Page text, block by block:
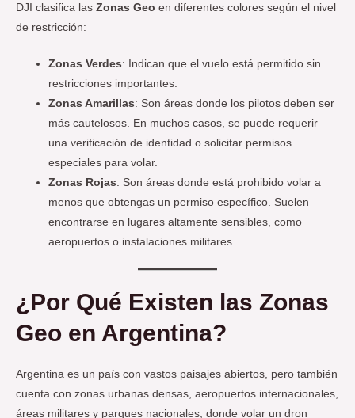
DJI clasifica las Zonas Geo en diferentes colores según el nivel
de restricción:
Zonas Verdes: Indican que el vuelo está permitido sin
restricciones importantes.
Zonas Amarillas: Son áreas donde los pilotos deben ser
más cautelosos. En muchos casos, se puede requerir
una verificación de identidad o solicitar permisos
especiales para volar.
Zonas Rojas: Son áreas donde está prohibido volar a
menos que obtengas un permiso específico. Suelen
encontrarse en lugares altamente sensibles, como
aeropuertos o instalaciones militares.
¿Por Qué Existen las Zonas
Geo en Argentina?
Argentina es un país con vastos paisajes abiertos, pero también
cuenta con zonas urbanas densas, aeropuertos internacionales,
áreas militares y parques nacionales, donde volar un dron